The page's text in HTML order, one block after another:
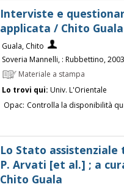
Interviste e
applicata / Chito Guala
Guala, Chito
Soveria Mannelli, : Rubbettino, 2003
Materiale a stampa
Lo trovi qui: Univ. L'Orientale
Opac: Controlla la disponibilità
Lo Stato
P. Arvati [et al.] ; a
Chito Guala